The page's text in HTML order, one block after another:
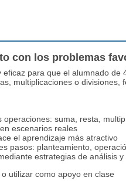
con los problemas
para que el alumnado
multiplicaciones o
suma, resta,
escenarios reales
el aprendizaje más atractivo
pasos: planteamiento,
estrategias de análisis y
utilizar como apoyo en clase